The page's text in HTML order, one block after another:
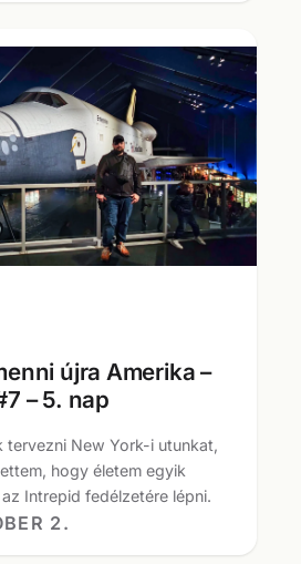
újra Amerika –
– 5. nap
tervezni New York-i utunkat,
hogy életem egyik
Intrepid fedélzetére lépni.
2.